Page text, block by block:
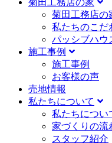
菊田工務店の家
菊田工務店の
私たちのこだ
パッシブハウ
施工事例
施⼯事例
お客様の声
売地情報
私たちについて
私たちについ
家づくりの流
スタッフ紹介